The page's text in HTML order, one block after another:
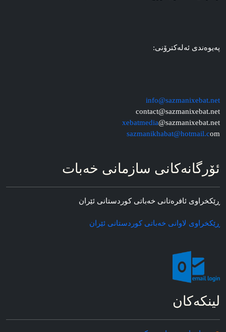
په‌یوه‌ندی ئه‌له‌کترۆنی:
info@sazmanixebat.net
contact@sazmanixebat.net
xebatmedia@sazmanixebat.net
sazmanikhabat@hotmail.com
ئۆرگانه‌کانی سازمانی خه‌بات
ڕێکخراوی ئافره‌تانی خه‌باتی کوردستانی ئێران
ڕێکخراوی لاوانی خه‌باتی کوردستانی ئێران
لینکه‌کان